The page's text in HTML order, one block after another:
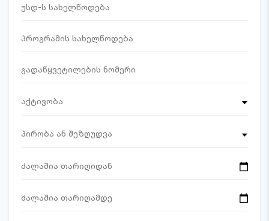
აქტივობა
პირობა ან შეზღუდვა